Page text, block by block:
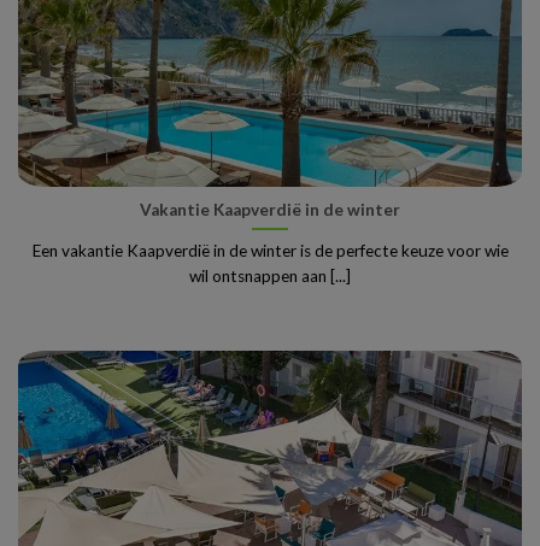
Vakantie Kaapverdië in de winter
Een vakantie Kaapverdië in de winter is de perfecte keuze voor wie
wil ontsnappen aan [...]